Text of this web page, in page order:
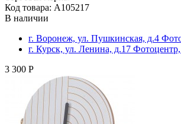
Код товара: A105217
В наличии
г. Воронеж, ул. Пушкинская, д.4
г. Курск, ул. Ленина, д.17
3 300 Р